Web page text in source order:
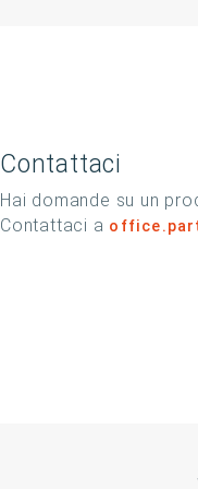
Contattaci
Hai domande su un
Contattaci a